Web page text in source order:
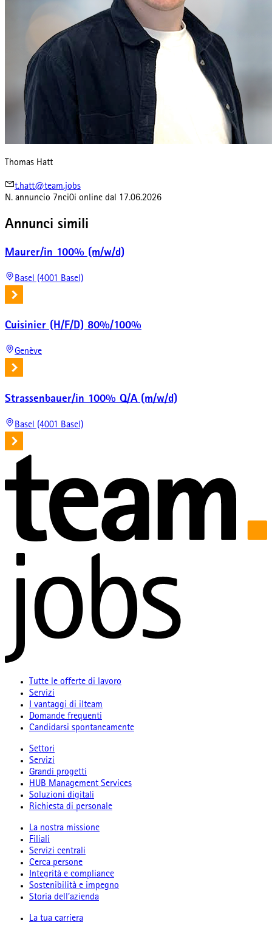
Thomas Hatt
t.hatt@team.jobs
N. annuncio 7nci0i online dal 17.06.2026
Annunci simili
Maurer/in 100% (m/w/d)
Basel (4001 Basel)
Cuisinier (H/F/D) 80%/100%
Genève
Strassenbauer/in 100% Q/A (m/w/d)
Basel (4001 Basel)
Tutte le offerte di lavoro
Servizi
I vantaggi di ilteam
Domande frequenti
Candidarsi spontaneamente
Settori
Servizi
Grandi progetti
HUB Management Services
Soluzioni digitali
Richiesta di personale
La nostra missione
Filiali
Servizi centrali
Cerca persone
Integrità e compliance
Sostenibilità e impegno
Storia dell’azienda
La tua carriera